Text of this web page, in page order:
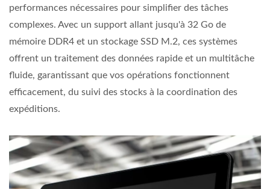
performances nécessaires pour simplifier des tâches
complexes. Avec un support allant jusqu'à 32 Go de
mémoire DDR4 et un stockage SSD M.2, ces systèmes
offrent un traitement des données rapide et un multitâche
fluide, garantissant que vos opérations fonctionnent
efficacement, du suivi des stocks à la coordination des
expéditions.